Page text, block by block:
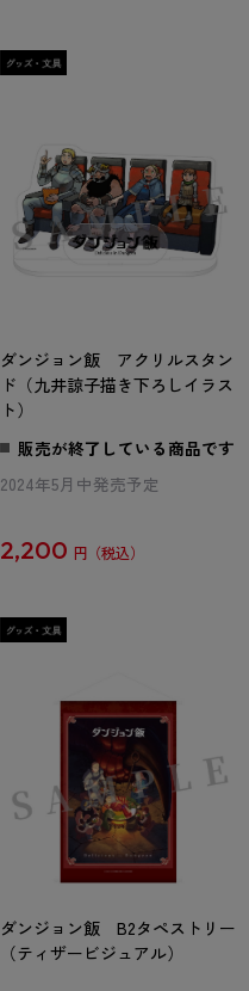
ダンジョン飯 アクリルスタン
ド（九井諒子描き下ろしイラス
ト）
販売が終了している商品です
2024年5月中発売予定
2,200 円
ダンジョン飯 B2タペストリー
（ティザービジュアル）